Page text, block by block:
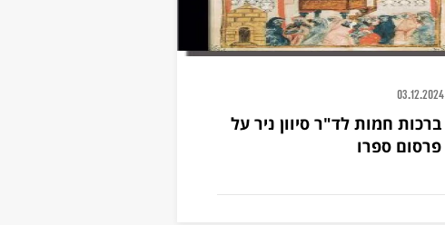
03.12.2024
ברכות חמות לד"ר סיוון ניר על
פרסום ספרו